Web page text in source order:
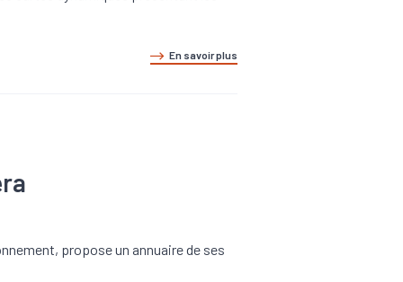
En savoir plus
propose un annuaire de ses